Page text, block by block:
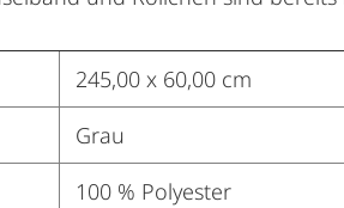
245,00 x 60,00 cm
Grau
100 % Polyester